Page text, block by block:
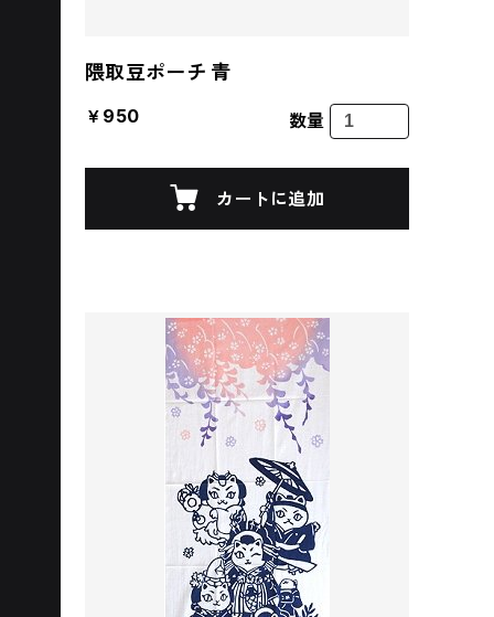
隈取豆ポーチ 青
￥950 数量
カートに追加